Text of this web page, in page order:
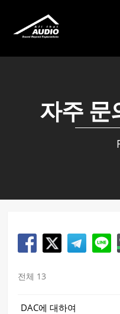
자주 문
전체 13
DAC에 대하여